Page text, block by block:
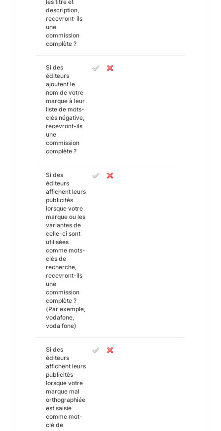
les titre et
description,
recevront-ils
une
commission
complète ?
Si des
éditeurs
ajoutent le
nom de votre
marque à leur
liste de mots-
clés négative,
recevront-ils
une
commission
complète ?
Si des
éditeurs
affichent leurs
publicités
lorsque votre
marque ou les
variantes de
celle-ci sont
utilisées
comme mots-
clés de
recherche,
recevront-ils
une
commission
complète ?
(Par exemple,
vodafone,
voda fone)
Si des
éditeurs
affichent leurs
publicités
lorsque votre
marque mal
orthographiée
est saisie
comme mot-
clé de